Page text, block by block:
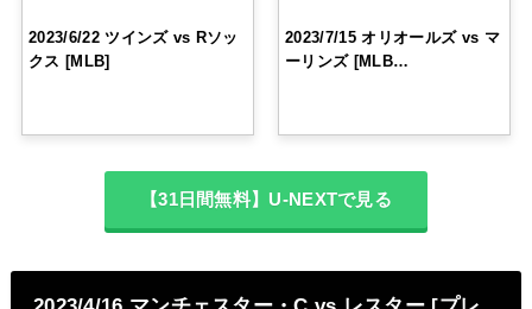
2023/6/22 ツインズ vs Rソッ
クス [MLB]
2023/7/15 オリオールズ vs マ
ーリンズ [MLB…
【31日間無料】U-NEXTで見る